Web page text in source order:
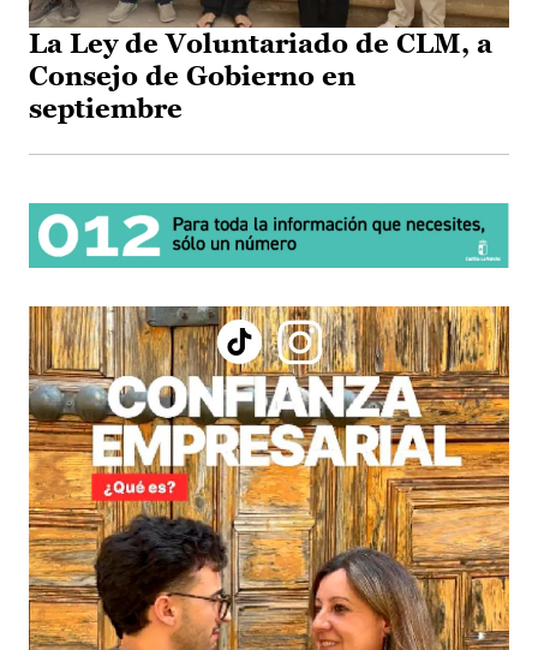
La Ley de Voluntariado de CLM, a
Consejo de Gobierno en
septiembre